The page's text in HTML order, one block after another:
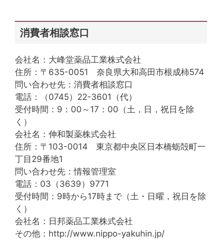
消費者相談窓口
会社名：大峰堂薬品工業株式会社
住所：〒635-0051 奈良県大和高田市根成柿574
問い合わせ先：消費者相談窓口
電話：（0745）22-3601（代）
受付時間：9：00～17：00（土，日，祝日を除
く）
会社名：伸和製薬株式会社
住所：〒103-0014 東京都中央区日本橋蛎殻町一
丁目29番地1
問い合わせ先：情報管理室
電話：03（3639）9771
受付時間：9時から17時まで（土・日曜，祝日を除
く）
会社名：日邦薬品工業株式会社
その他：http://www.nippo-yakuhin.jp/